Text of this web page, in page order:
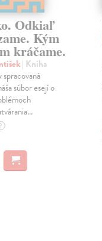
Odkiaľ
Kým
kráčame.
| Kniha
súbor esejí o
?